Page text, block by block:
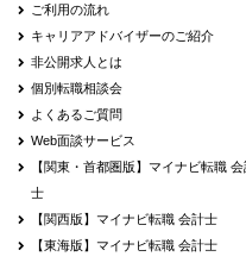
ご利用の流れ
キャリアアドバイザーのご紹介
非公開求人とは
個別転職相談会
よくあるご質問
Web面談サービス
【関東・首都圏版】マイナビ転職
士
【関西版】マイナビ転職 会計士
【東海版】マイナビ転職 会計士